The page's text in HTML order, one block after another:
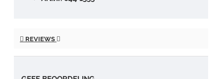
REVIEWS